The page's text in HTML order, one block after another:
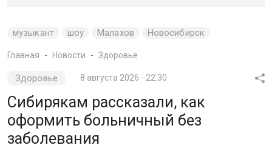
музыкант шоу Малахов Новосибирск
Главная Новости Здоровье
Здоровье 8 августа 2026 - 22:30
Сибирякам рассказали, как
оформить больничный без
заболевания